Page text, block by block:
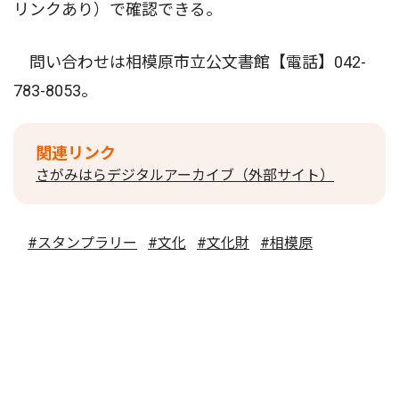
リンクあり）で確認できる。
問い合わせは相模原市立公文書館【電話】042-
783-8053。
関連リンク
さがみはらデジタルアーカイブ（外部サイト）
#スタンプラリー #文化 #文化財 #相模原